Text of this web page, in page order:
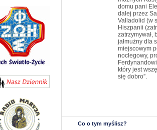
domu pani
dalej przez
Valladolid (w
Hiszpanii
zatrzymywał,
jałmużny dla
miejscowym
noclegowy,
który jest
się dobro”.
Co o tym myślisz?